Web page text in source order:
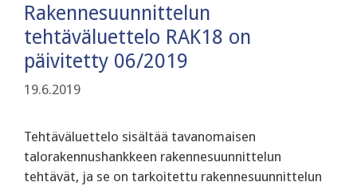
Rakennesuunnittelun
tehtäväluettelo RAK18 on
päivitetty 06/2019
19.6.2019
Tehtäväluettelo sisältää tavanomaisen
talorakennushankkeen rakennesuunnittelun
tehtävät, ja se on tarkoitettu rakennesuunnittelun